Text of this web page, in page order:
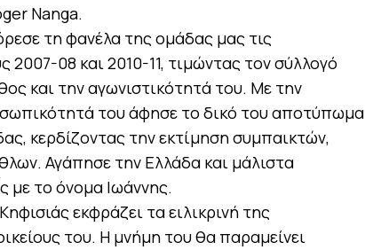
Nanga.
τη φανέλα της ομάδας μας τις
2007-08 και 2010-11, τιμώντας τον σύλλογό
και την αγωνιστικότητά του. Με την
του άφησε το δικό του αποτύπωμα
κερδίζοντας την εκτίμηση συμπαικτών,
Αγάπησε την Ελλάδα και μάλιστα
με το όνομα Ιωάννης.
εκφράζει τα ειλικρινή της
του. Η μνήμη του θα παραμείνει